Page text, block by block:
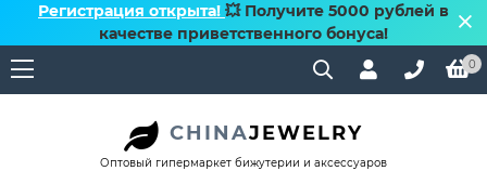
Регистрация открыта! 💥 Получите 5000 рублей в
качестве приветственного бонуса!
0
CHINAJEWELRY
Оптовый гипермаркет бижутерии и аксессуаров